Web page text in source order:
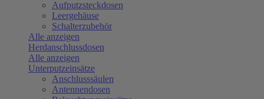
Aufputzsteckdosen
Leergehäuse
Schalterzubehör
Alle anzeigen
Herdanschlussdosen
Alle anzeigen
Unterputzeinsätze
Anschlusssäulen
Antennendosen